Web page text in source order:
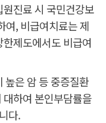
진료 시 국민건강보
여, 비급여치료는 제
제도에서도 비급여
높은 암 등 중증질환
하여 본인부담률을
다.